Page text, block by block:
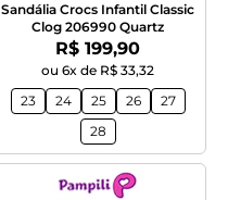
Sandália Crocs Infantil Classic
Clog 206990 Quartz
Por:
R$ 199,90
ou 6x de R$ 33,32
23
24 25 26
27
28